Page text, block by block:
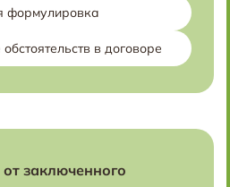
формулировка
в договоре
заключенного